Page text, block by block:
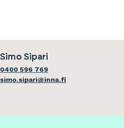
Simo Sipari
0400 596 769
simo.sipari@inna.fi